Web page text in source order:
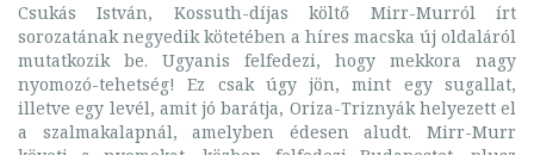
Csukás István, Kossuth-díjas költő Mirr-Murról írt
sorozatának negyedik kötetében a híres macska új oldaláról
mutatkozik be. Ugyanis felfedezi, hogy mekkora nagy
nyomozó-tehetség! Ez csak úgy jön, mint egy sugallat,
illetve egy levél, amit jó barátja, Oriza-Triznyák helyezett el
a szalmakalapnál, amelyben édesen aludt. Mirr-Murr